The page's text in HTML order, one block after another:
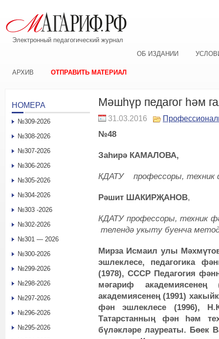
Электронный педагогический журнал
ОБ ИЗДАНИИ
АРХИВ ОТПРАВИТЬ МАТЕРИАЛ
Мәшһүр педагог һәм
31.03.2016
№48
Заһирә КАМАЛОВА,
КДАТУпрофессоры, техник
Рәшит ШАКИРҖАНОВ,
КДАТУпрофессоры, техник
телендә укыту буенча
Мирза Исмаил улы
эшлеклесе, педагогика
(1978), CCCР Педагогия
мәгариф
академиясенең (1991)
фән эшлеклесе (1996),
Татарстанның фән һәм
бүләкләре лауреаты. Бөек
НОМЕРА
№309-2026
№308-2026
№307-2026
№306-2026
№305-2026
№304-2026
№303 -2026
№302-2026
№301 — 2026
№300-2026
№299-2026
№298-2026
№297-2026
№296-2026
№295-2026